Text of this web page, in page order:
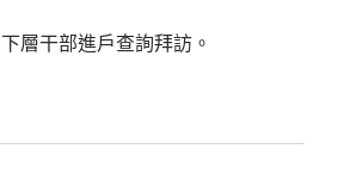
下層干部進戶查詢拜訪。